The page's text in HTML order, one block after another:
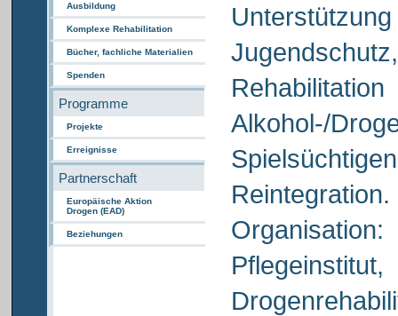
Ausbildung
Komplexe Rehabilitation
Bücher, fachliche Materialien
Spenden
Programme
Projekte
Erreignisse
Partnerschaft
Europäische Aktion
Drogen (EAD)
Beziehungen
Alkohol-/